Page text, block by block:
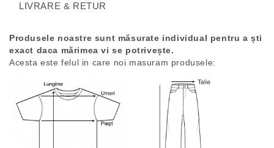
Produsele noastre sunt măsurate individual pentru a ști
exact daca mărimea vi se potrivește.
Acesta este felul in care noi masuram produsele:
LIVRARE & RETUR